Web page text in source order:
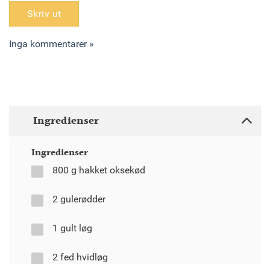
Skriv ut
Inga kommentarer »
Ingredienser
Ingredienser
800 g hakket oksekød
2 gulerødder
1 gult løg
2 fed hvidløg